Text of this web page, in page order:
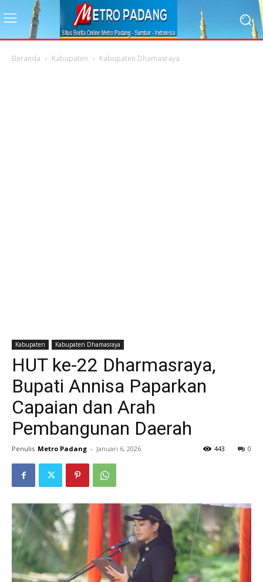
Beranda Kabupaten Kabupaten Dhamasraya
Kabupaten Kabupaten Dhamasraya
HUT ke-22 Dharmasraya,
Bupati Annisa Paparkan
Capaian dan Arah
Pembangunan Daerah
Penulis Metro Padang - Januari 6, 2026 0
443